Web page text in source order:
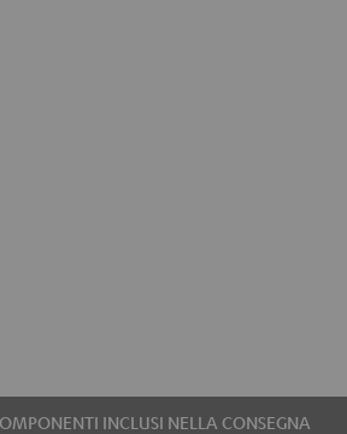
INCLUSI NELLA CONSEGNA